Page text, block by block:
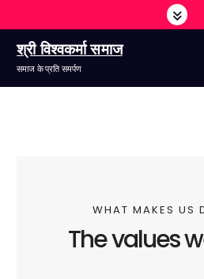
श्री विश्वकर्मा समाज
समाज के प्रति समर्पण
WHAT MAKES US
The values